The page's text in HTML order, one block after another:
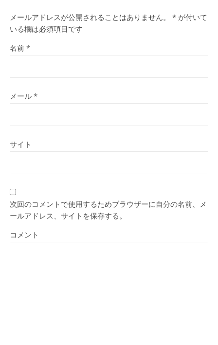
メールアドレスが公開されることはありません。 * が付いて
いる欄は必須項目です
名前 *
メール *
サイト
次回のコメントで使用するためブラウザーに自分の名前、メ
ールアドレス、サイトを保存する。
コメント